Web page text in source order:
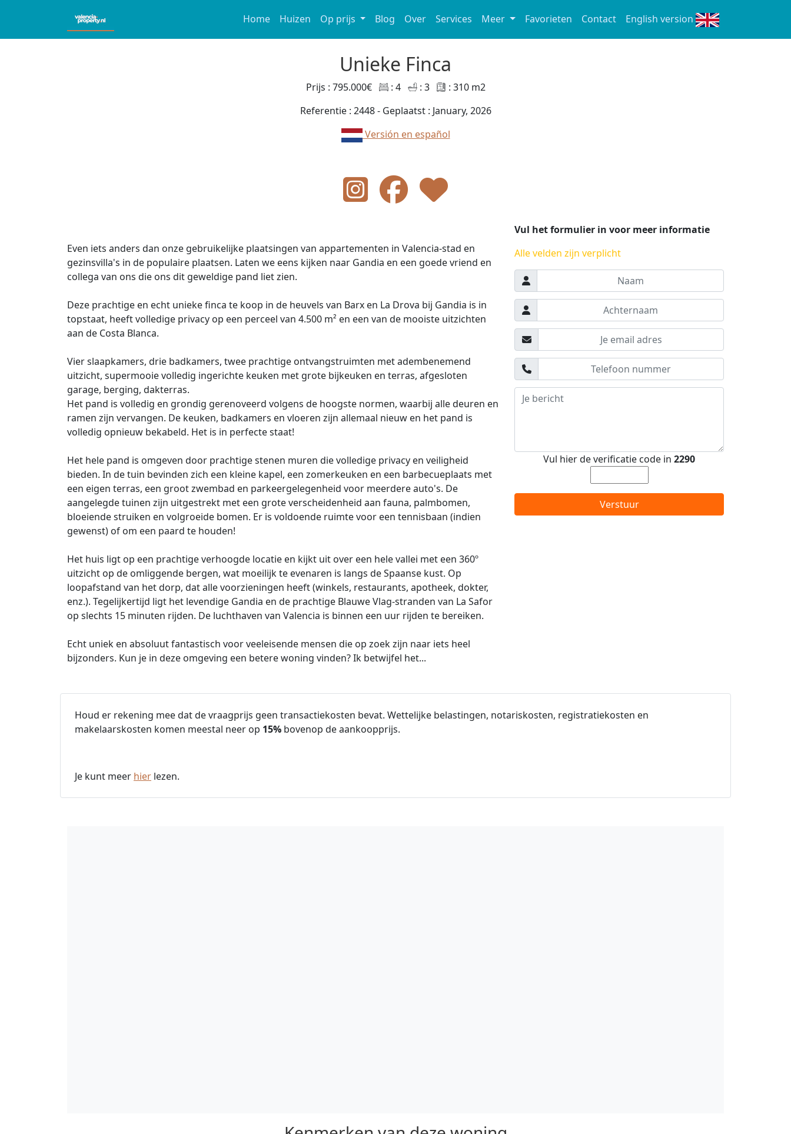
Home Huizen Op prijs Blog Over Services Meer Favorieten Contact English version
Unieke Finca
Prijs : 795.000€ : 4 : 3
: 310 m2
Referentie : 2448 - Geplaatst : January, 2026
Versión en español
Even iets anders dan onze gebruikelijke plaatsingen van appartementen in Valencia-stad en
gezinsvilla's in de populaire plaatsen. Laten we eens kijken naar Gandia en een goede vriend en
collega van ons die ons dit geweldige pand liet zien.
Deze prachtige en echt unieke finca te koop in de heuvels van Barx en La Drova bij Gandia is in
topstaat, heeft volledige privacy op een perceel van 4.500 m² en een van de mooiste uitzichten
aan de Costa Blanca.
Vier slaapkamers, drie badkamers, twee prachtige ontvangstruimten met adembenemend
uitzicht, supermooie volledig ingerichte keuken met grote bijkeuken en terras, afgesloten
garage, berging, dakterras.
Het pand is volledig en grondig gerenoveerd volgens de hoogste normen, waarbij alle deuren en
ramen zijn vervangen. De keuken, badkamers en vloeren zijn allemaal nieuw en het pand is
volledig opnieuw bekabeld. Het is in perfecte staat!
Het hele pand is omgeven door prachtige stenen muren die volledige privacy en veiligheid
bieden. In de tuin bevinden zich een kleine kapel, een zomerkeuken en een barbecueplaats met
een eigen terras, een groot zwembad en parkeergelegenheid voor meerdere auto's. De
aangelegde tuinen zijn uitgestrekt met een grote verscheidenheid aan fauna, palmbomen,
bloeiende struiken en volgroeide bomen. Er is voldoende ruimte voor een tennisbaan (indien
gewenst) of om een paard te houden!
Het huis ligt op een prachtige verhoogde locatie en kijkt uit over een hele vallei met een 360º
uitzicht op de omliggende bergen, wat moeilijk te evenaren is langs de Spaanse kust. Op
loopafstand van het dorp, dat alle voorzieningen heeft (winkels, restaurants, apotheek, dokter,
enz.). Tegelijkertijd ligt het levendige Gandia en de prachtige Blauwe Vlag-stranden van La Safor
op slechts 15 minuten rijden. De luchthaven van Valencia is binnen een uur rijden te bereiken.
Echt uniek en absoluut fantastisch voor veeleisende mensen die op zoek zijn naar iets heel
bijzonders. Kun je in deze omgeving een betere woning vinden? Ik betwijfel het...
Vul het formulier in voor meer informatie
Alle velden zijn verplicht
Vul hier de verificatie code in 2290
Verstuur
Houd er rekening mee dat de vraagprijs geen transactiekosten bevat. Wettelijke belastingen, notariskosten, registratiekosten en
makelaarskosten komen meestal neer op 15% bovenop de aankoopprijs.
Je kunt meer hier lezen.